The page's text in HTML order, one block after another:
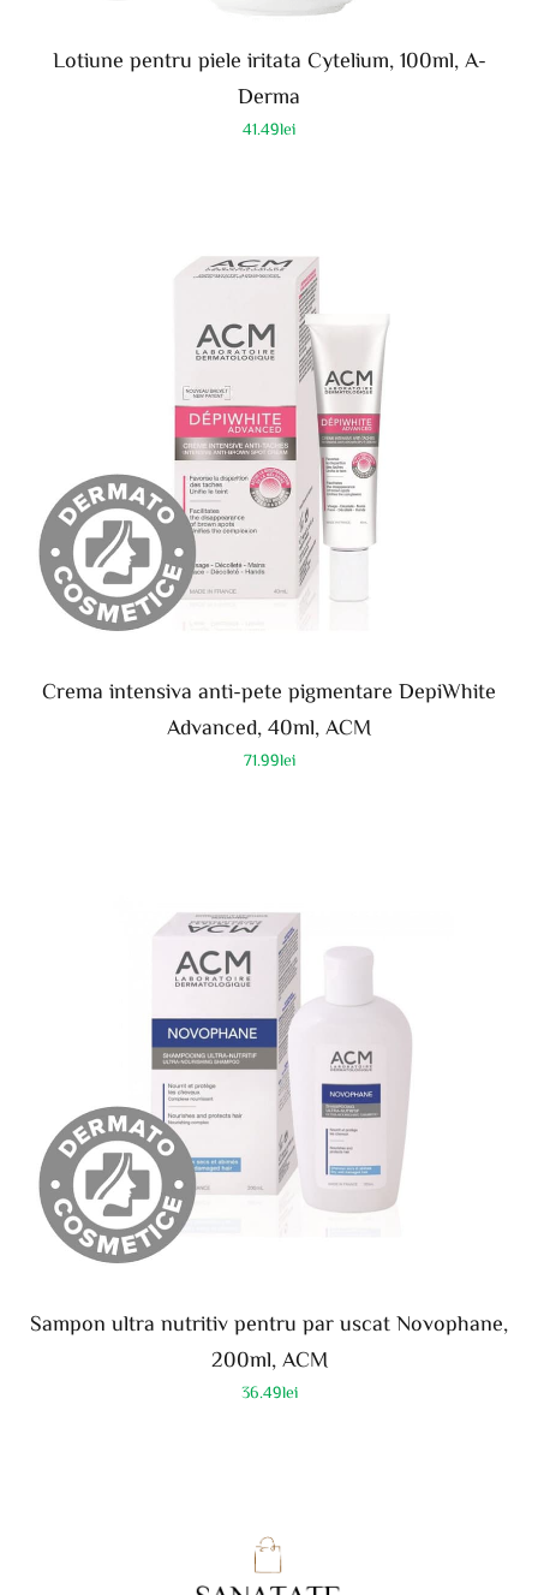
Lotiune pentru piele iritata Cytelium, 100ml, A-
Derma
41.49lei
Crema intensiva anti-pete pigmentare DepiWhite
Advanced, 40ml, ACM
71.99lei
Sampon ultra nutritiv pentru par uscat Novophane,
200ml, ACM
36.49lei